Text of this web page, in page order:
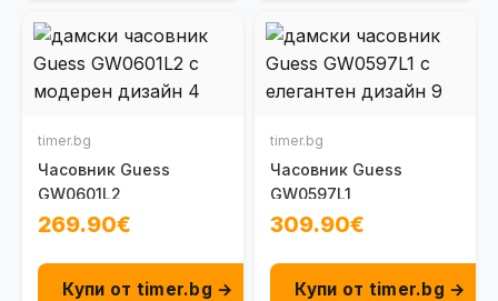
timer.bg
Часовник Guess
GW0601L2
269.90€
Купи от timer.bg →
timer.bg
Часовник Guess
GW0597L1
309.90€
Купи от timer.bg →